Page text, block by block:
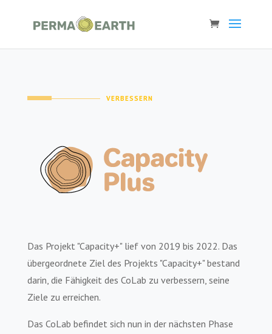
VERBESSERN
Das Projekt "Capacity+" lief von 2019 bis 2022. Das
übergeordnete Ziel des Projekts "Capacity+" bestand
darin, die Fähigkeit des CoLab zu verbessern, seine
Ziele zu erreichen.
Das CoLab befindet sich nun in der nächsten Phase